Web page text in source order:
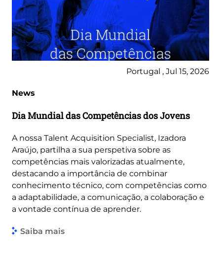
Portugal , Jul 15, 2026
News
Dia Mundial das Competências dos Jovens
A nossa Talent Acquisition Specialist, Izadora
Araújo, partilha a sua perspetiva sobre as
competências mais valorizadas atualmente,
destacando a importância de combinar
conhecimento técnico, com competências como
a adaptabilidade, a comunicação, a colaboração e
a vontade contínua de aprender.
Saiba mais